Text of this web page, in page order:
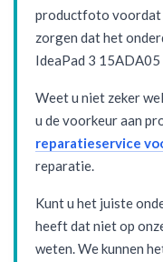
productfoto voordat
zorgen dat het
IdeaPad 3
Weet u niet zeker
u de voorkeur aan
reparatieservice
reparatie.
Kunt u het juiste
heeft dat niet op
weten. We kunnen